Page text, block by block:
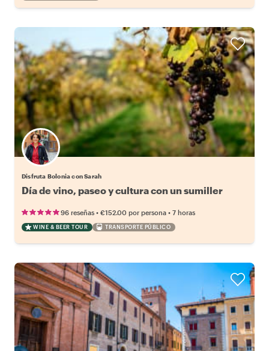
Disfruta Bolonia con Sarah
Día de vino, paseo y cultura con un sumiller
96 reseñas • €152.00 por persona • 7 horas
WINE & BEER TOUR TRANSPORTE PÚBLICO